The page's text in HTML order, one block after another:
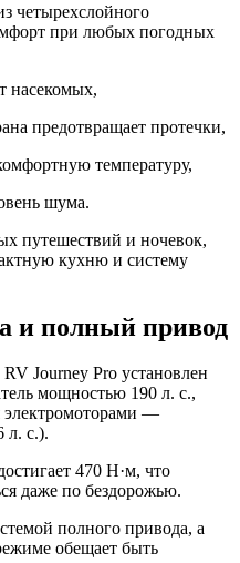
четырехслойного
при любых погодных
насекомых,
предотвращает протечки,
температуру,
шума.
путешествий и ночевок,
кухню и систему
и полный привод
Journey Pro установлен
мощностью 190 л. с.,
электромоторами —
л. с.).
470 Н·м, что
даже по бездорожью.
полного привода, а
обещает быть